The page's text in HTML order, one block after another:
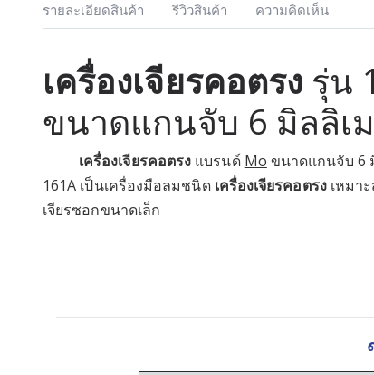
รายละเอียดสินค้า
เครื่องเจียรคอตรง รุ่น
ขนาดแกนจับ 6 มิลลิเ
เครื่องเจียรคอตรง แบรนด์ Mo ขนาดแกนจับ 6
161A เป็นเครื่องมือลมชนิด เครื่องเจียรคอตรงเหมา
เจียรซอกขนาดเล็ก
รีวิวสินค้า ความคิดเห็น